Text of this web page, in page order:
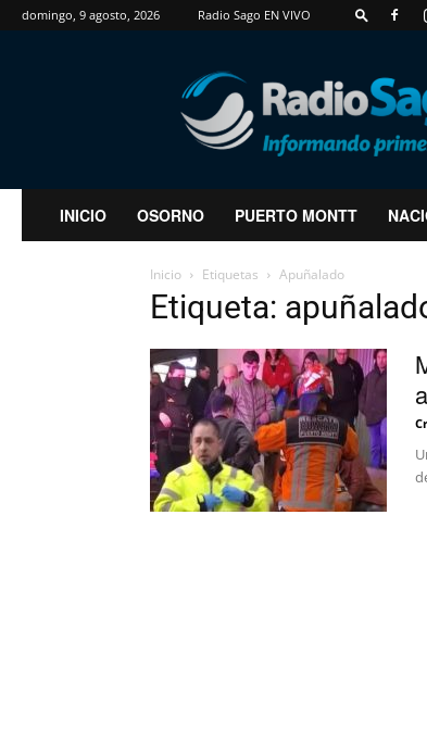
domingo, 9 agosto, 2026 Radio Sago EN VIVO
RadioSago
INICIO OSORNO PUERTO MONTT
Inicio Etiquetas Apuñalado
Etiqueta: